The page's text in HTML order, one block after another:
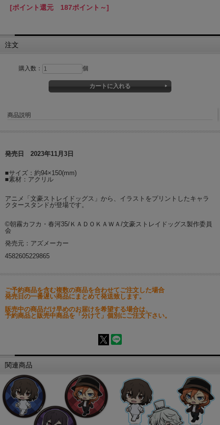
[ポイント還元 187ポイント～]
注文
購入数： 個
商品説明
発売日 2023年11月3日
■サイズ：約94×150(mm)
■素材：アクリル
アニメ「文豪ストレイドッグス」から、イラストをプリントしたキャラ
クタースタンドが登場です。
©朝霧カフカ・春河35/ＫＡＤＯＫＡＷＡ/文豪ストレイドッグス製作委員
会
発売元：アズメーカー
4582605229865
ご予約商品を含む複数の商品を合わせてご注文した場合
発売日の一番遅い商品にまとめて発送致します。
販売中の商品だけ早めのお届けを希望する場合は、
予約商品と販売中商品を「分けて」個別にご注文下さい。
関連商品